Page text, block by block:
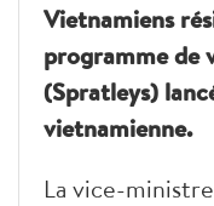
Vietnamiens
programme de
(Spratleys)
vietnamienne.
La vice-